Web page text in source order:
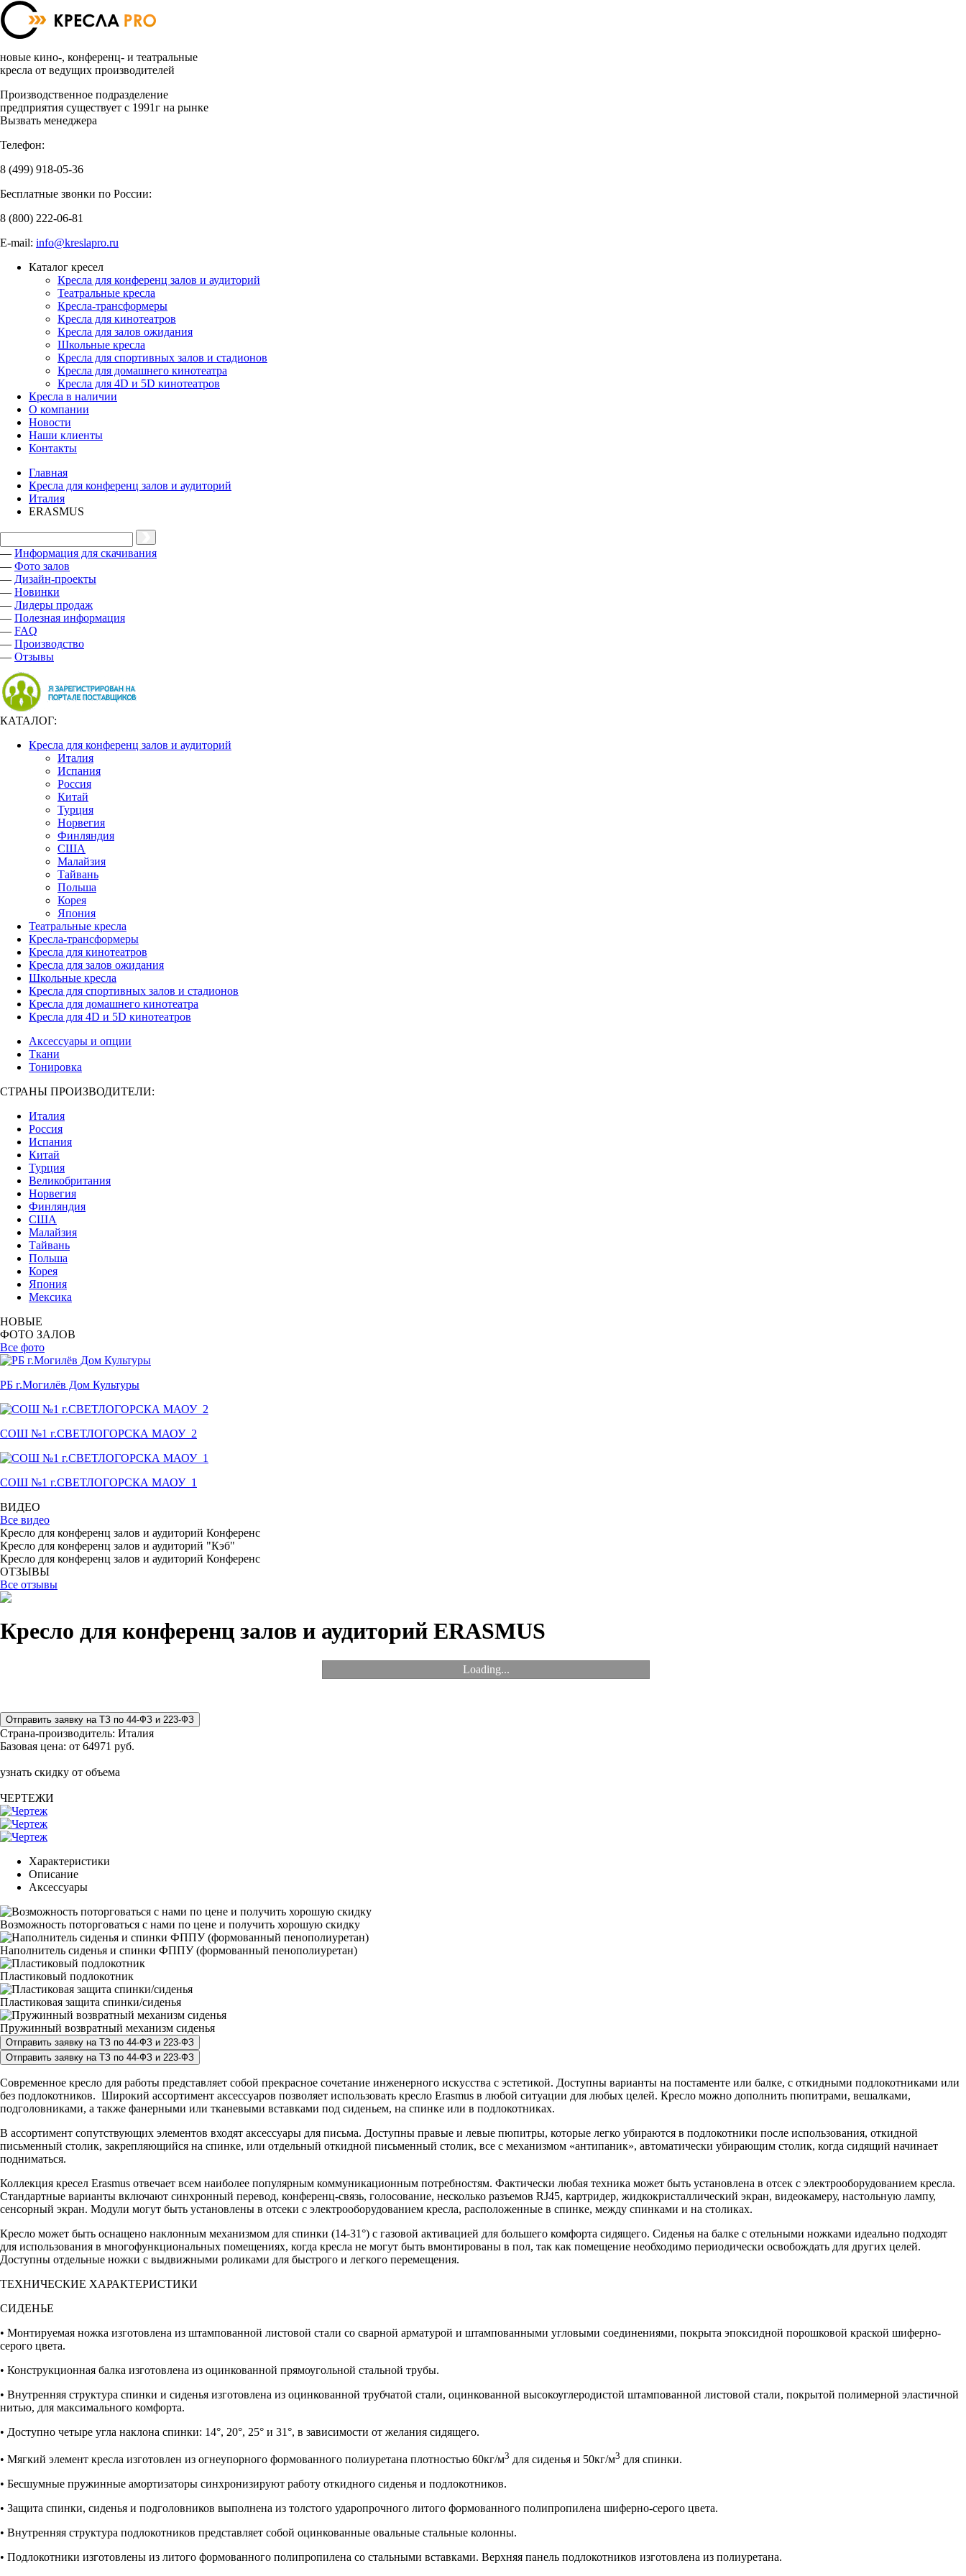
новые кино-, конференц- и театральные
кресла от ведущих производителей
Производственное подразделение
предприятия существует с 1991г на рынке
Вызвать менеджера
Телефон:
8 (499) 918-05-36
Бесплатные звонки по России:
8 (800) 222-06-81
E-mail: info@kreslapro.ru
Каталог кресел
Кресла для конференц залов и аудиторий
Театральные кресла
Кресла-трансформеры
Кресла для кинотеатров
Кресла для залов ожидания
Школьные кресла
Кресла для спортивных залов и стадионов
Кресла для домашнего кинотеатра
Кресла для 4D и 5D кинотеатров
Кресла в наличии
О компании
Новости
Наши клиенты
Контакты
Главная
Кресла для конференц залов и аудиторий
Италия
ERASMUS
— Информация для скачивания
— Фото залов
— Дизайн-проекты
— Новинки
— Лидеры продаж
— Полезная информация
— FAQ
— Производство
— Отзывы
КАТАЛОГ:
Кресла для конференц залов и аудиторий
Италия
Испания
Россия
Китай
Турция
Норвегия
Финляндия
США
Малайзия
Тайвань
Польша
Корея
Япония
Театральные кресла
Кресла-трансформеры
Кресла для кинотеатров
Кресла для залов ожидания
Школьные кресла
Кресла для спортивных залов и стадионов
Кресла для домашнего кинотеатра
Кресла для 4D и 5D кинотеатров
Аксессуары и опции
Ткани
Тонировка
СТРАНЫ ПРОИЗВОДИТЕЛИ:
Италия
Россия
Испания
Китай
Турция
Великобритания
Норвегия
Финляндия
США
Малайзия
Тайвань
Польша
Корея
Япония
Мексика
НОВЫЕ
ФОТО ЗАЛОВ
Все фото
РБ г.Могилёв Дом Культуры
СОШ №1 г.СВЕТЛОГОРСКА МАОУ_2
СОШ №1 г.СВЕТЛОГОРСКА МАОУ_1
ВИДЕО
Все видео
Кресло для конференц залов и аудиторий Конференс
Кресло для конференц залов и аудиторий "Кэб"
Кресло для конференц залов и аудиторий Конференс
ОТЗЫВЫ
Все отзывы
Кресло для конференц залов и аудиторий ERASMUS
Loading...
Страна-производитель: Италия
Базовая цена: от 64971 руб.
узнать скидку от объема
ЧЕРТЕЖИ
Характеристики
Описание
Аксессуары
Возможность поторговаться с нами по цене и получить хорошую скидку
Наполнитель сиденья и спинки ФППУ (формованный пенополиуретан)
Пластиковый подлокотник
Пластиковая защита спинки/сиденья
Пружинный возвратный механизм сиденья
Современное кресло для работы представляет собой прекрасное сочетание инженерного искусства с эстетикой. Доступны варианты на постаменте или балке, с откидными подлокотниками или
без подлокотников. Широкий ассортимент аксессуаров позволяет использовать кресло Erasmus в любой ситуации для любых целей. Кресло можно дополнить пюпитрами, вешалками,
подголовниками, а также фанерными или тканевыми вставками под сиденьем, на спинке или в подлокотниках.
В ассортимент сопутствующих элементов входят аксессуары для письма. Доступны правые и левые пюпитры, которые легко убираются в подлокотники после использования, откидной
письменный столик, закрепляющийся на спинке, или отдельный откидной письменный столик, все с механизмом «антипаник», автоматически убирающим столик, когда сидящий начинает
подниматься.
Коллекция кресел Erasmus отвечает всем наиболее популярным коммуникационным потребностям. Фактически любая техника может быть установлена в отсек с электрооборудованием кресла.
Стандартные варианты включают синхронный перевод, конференц-связь, голосование, несколько разъемов RJ45, картридер, жидкокристаллический экран, видеокамеру, настольную лампу,
сенсорный экран. Модули могут быть установлены в отсеки с электрооборудованием кресла, расположенные в спинке, между спинками и на столиках.
Кресло может быть оснащено наклонным механизмом для спинки (14-31°) с газовой активацией для большего комфорта сидящего. Сиденья на балке с отельными ножками идеально подходят
для использования в многофункциональных помещениях, когда кресла не могут быть вмонтированы в пол, так как помещение необходимо периодически освобождать для других целей.
Доступны отдельные ножки с выдвижными роликами для быстрого и легкого перемещения.
ТЕХНИЧЕСКИЕ ХАРАКТЕРИСТИКИ
СИДЕНЬЕ
• Монтируемая ножка изготовлена из штампованной листовой стали со сварной арматурой и штампованными угловыми соединениями, покрыта эпоксидной порошковой краской шиферно-
серого цвета.
• Конструкционная балка изготовлена из оцинкованной прямоугольной стальной трубы.
• Внутренняя структура спинки и сиденья изготовлена из оцинкованной трубчатой стали, оцинкованной высокоуглеродистой штампованной листовой стали, покрытой полимерной эластичной
нитью, для максимального комфорта.
• Доступно четыре угла наклона спинки: 14°, 20°, 25° и 31°, в зависимости от желания сидящего.
• Мягкий элемент кресла изготовлен из огнеупорного формованного полиуретана плотностью 60кг/м3 для сиденья и 50кг/м3 для спинки.
• Бесшумные пружинные амортизаторы синхронизируют работу откидного сиденья и подлокотников.
• Защита спинки, сиденья и подголовников выполнена из толстого ударопрочного литого формованного полипропилена шиферно-серого цвета.
• Внутренняя структура подлокотников представляет собой оцинкованные овальные стальные колонны.
• Подлокотники изготовлены из литого формованного полипропилена со стальными вставками. Верхняя панель подлокотников изготовлена из полиуретана.